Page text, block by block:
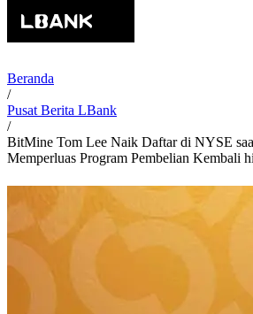
Beranda
/
Pusat Berita LBank
/
BitMine Tom Lee Naik Daftar di NYSE
Memperluas Program Pembelian Kembali